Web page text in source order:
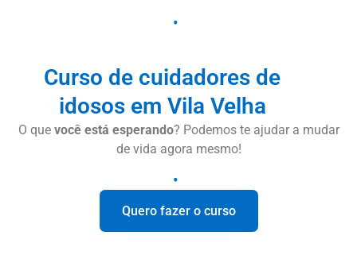
Curso de cuidadores de
idosos em Vila Velha
O que você está esperando? Podemos te ajudar a mudar
de vida agora mesmo!
Quero fazer o curso